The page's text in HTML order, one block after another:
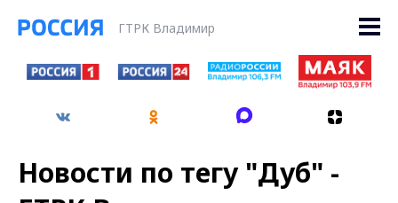
ГТРК Владимир
Новости по тегу "Дуб" -